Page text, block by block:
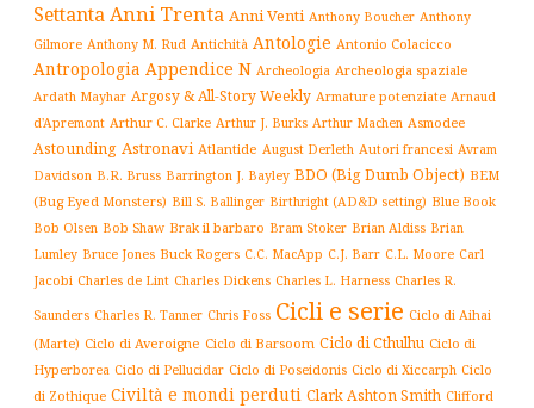
SettantaAnni Trenta Anni Venti Anthony Boucher Anthony
Gilmore Anthony M. Rud Antichità Antologie Antonio Colacicco
Antropologia Appendice N Archeologia Archeologia spaziale
Ardath Mayhar Argosy & All-Story Weekly Armature potenziate Arnaud
d'Apremont Arthur C. Clarke Arthur J. Burks Arthur Machen Asmodee
Astounding Astronavi Atlantide August Derleth Autori francesi Avram
Davidson B.R. Bruss Barrington J. Bayley BDO (Big Dumb Object) BEM
(Bug Eyed Monsters) Bill S. Ballinger Birthright (AD&D setting) Blue Book
Bob Olsen Bob Shaw Brak il barbaro Bram Stoker Brian Aldiss Brian
Lumley Bruce Jones Buck Rogers C.C. MacApp C.J. Barr C.L. Moore Carl
Jacobi Charles de Lint Charles Dickens Charles L. Harness Charles R.
Saunders Charles R. Tanner Chris Foss Cicli e serie Ciclo di Aihai
(Marte) Ciclo di Averoigne Ciclo di Barsoom Ciclo di Cthulhu Ciclo di
Hyperborea Ciclo di Pellucidar Ciclo di Poseidonis Ciclo di Xiccarph Ciclo
di Zothique Civiltà e mondi perduti Clark Ashton Smith Clifford